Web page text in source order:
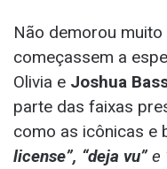
Não demorou
começassem a
Olivia e Joshua
parte das faixas
como as icônicas e
license”, “deja vu” e